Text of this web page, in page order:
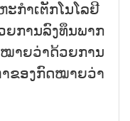
ກຳເຕັກໂນໂລຢີ
ການລົງທຶນພາກ
າຍວ່າດ້ວຍການ
ຂອງກົດໝາຍວ່າ